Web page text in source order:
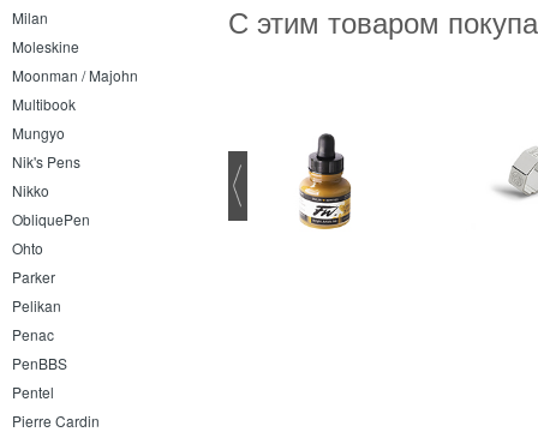
Milan
Moleskine
Moonman / Majohn
Multibook
Mungyo
Nik's Pens
Nikko
ObliquePen
Ohto
Parker
Pelikan
Penac
PenBBS
Pentel
Pierre Cardin
С этим товаром